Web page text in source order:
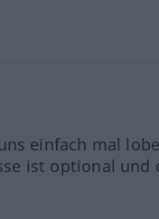
einfach mal
ist optional und